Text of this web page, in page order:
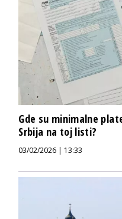
Gde su minimalne
Srbija na toj listi?
03/02/2026 | 13:33